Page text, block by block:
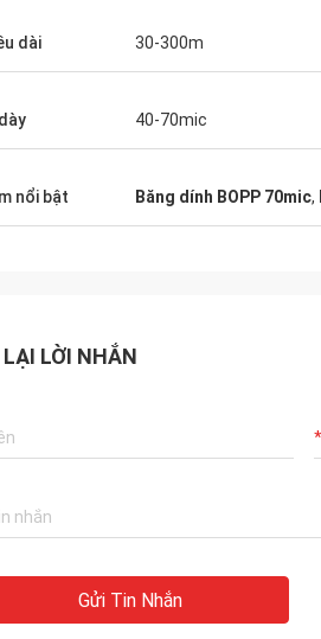
dài 30-300m
40-70mic
nổi bật Băng dính BOPP 70mic,
LỜI NHẮN
Gửi Tin Nhắn